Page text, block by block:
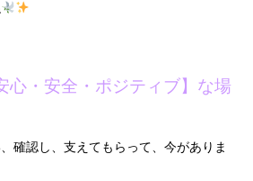
心・安全・ポジティブ】な場
確認し、支えてもらって、今がありま